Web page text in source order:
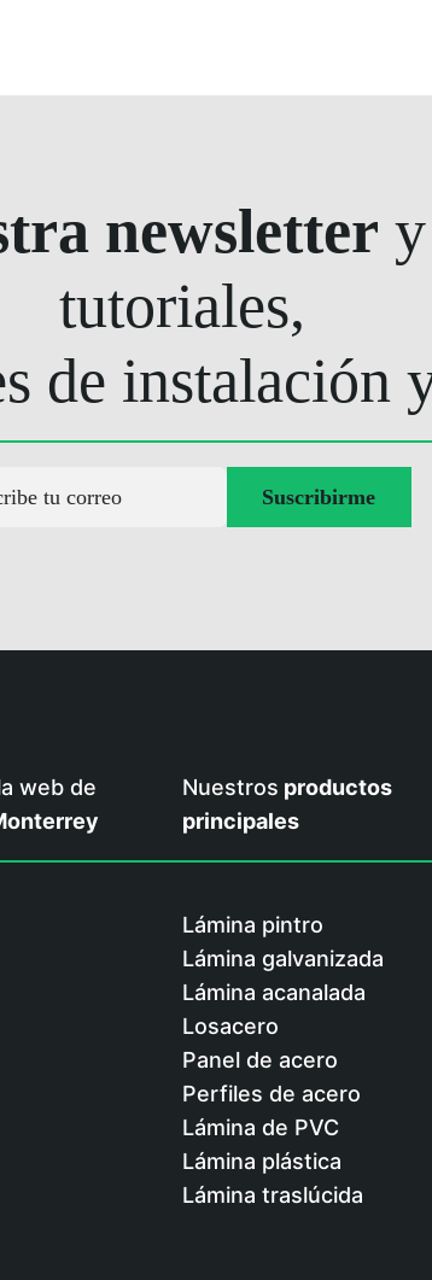
newsletter
tutoriales,
de instalación
Suscribirme
web de
Nuestros productos
principales
Lámina pintro
Lámina galvanizada
Lámina acanalada
Losacero
Panel de acero
Perfiles de acero
Lámina de PVC
Lámina plástica
Lámina traslúcida